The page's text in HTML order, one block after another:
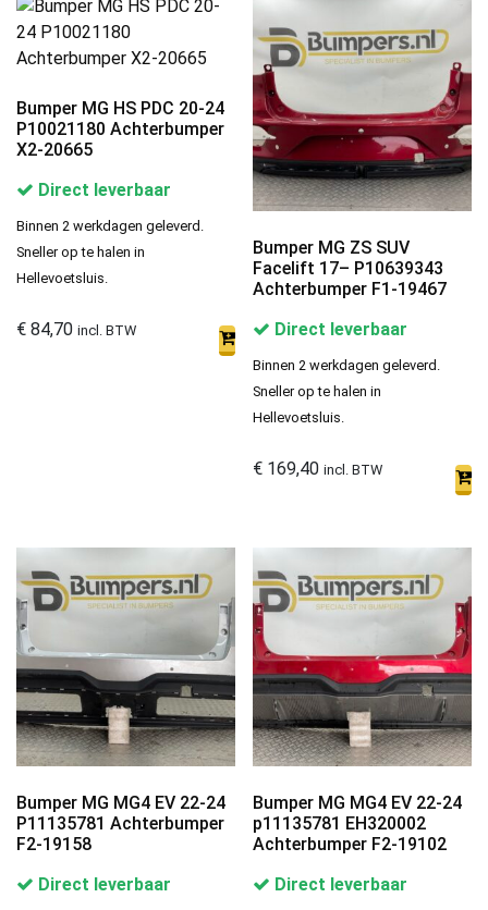
Bumper MG HS PDC 20-24
P10021180 Achterbumper
X2-20665
Direct leverbaar
Binnen 2 werkdagen geleverd.
Sneller op te halen in
Hellevoetsluis.
€ 84,70 incl. BTW
Bumper MG ZS SUV
Facelift 17– P10639343
Achterbumper F1-19467
Direct leverbaar
Binnen 2 werkdagen geleverd.
Sneller op te halen in
Hellevoetsluis.
€ 169,40 incl. BTW
Bumper MG MG4 EV 22-24
P11135781 Achterbumper
F2-19158
Direct leverbaar
Bumper MG MG4 EV 22-24
p11135781 EH320002
Achterbumper F2-19102
Direct leverbaar